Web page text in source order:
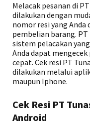
Melacak pesanan di
dilakukan dengan
nomor resi yang
pembelian barang.
sistem pelacakan
Anda dapat mengecek
cepat. Cek resi PT
dilakukan melalui
maupun Iphone.
Cek Resi PT
Android